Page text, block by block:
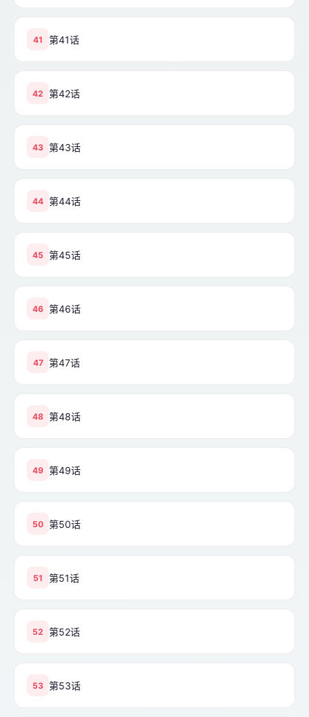
41 第41话
42 第42话
43 第43话
44 第44话
45 第45话
46 第46话
47 第47话
48 第48话
49 第49话
50 第50话
51 第51话
52 第52话
53 第53话